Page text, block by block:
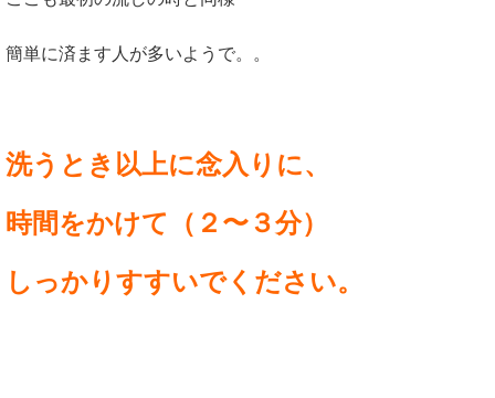
簡単に済ます人が多いようで。。
洗うとき以上に念入りに、
時間をかけて（２〜３分）
しっかりすすいでください。